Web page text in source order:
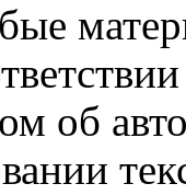
об